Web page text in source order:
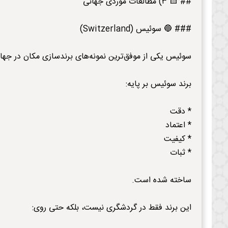
### 🔵 سوئیس (Switzerland)
سوئیس یکی از موفق‌ترین نمونه‌های برندسازی مکان در
برند سوئیس بر پایه:
* دقت
* اعتماد
* کیفیت
* ثبات
ساخته شده است.
این برند فقط در گردشگری نیست، بلکه حتی روی: